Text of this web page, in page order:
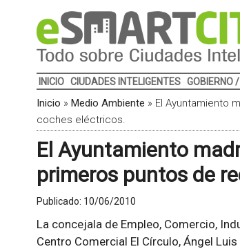
INICIO CIUDADES INTELIGENTES GOBIERNO
Inicio » Medio Ambiente » El Ayuntamiento
coches eléctricos.
El Ayuntamiento
primeros puntos de
Publicado: 10/06/2010
La concejala de Empleo, Comercio,
Centro Comercial El Círculo, Ángel